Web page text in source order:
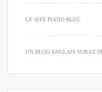
LE SITE PIANO BLEU
UN BLOG ANGLAIS SUR LE